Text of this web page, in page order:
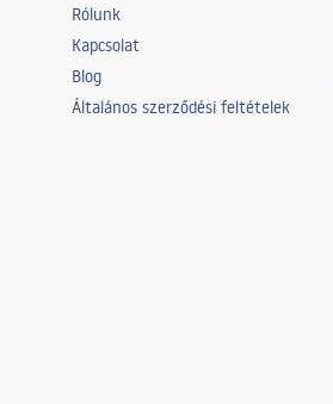
Rólunk
Kapcsolat
Blog
Általános szerződési feltételek